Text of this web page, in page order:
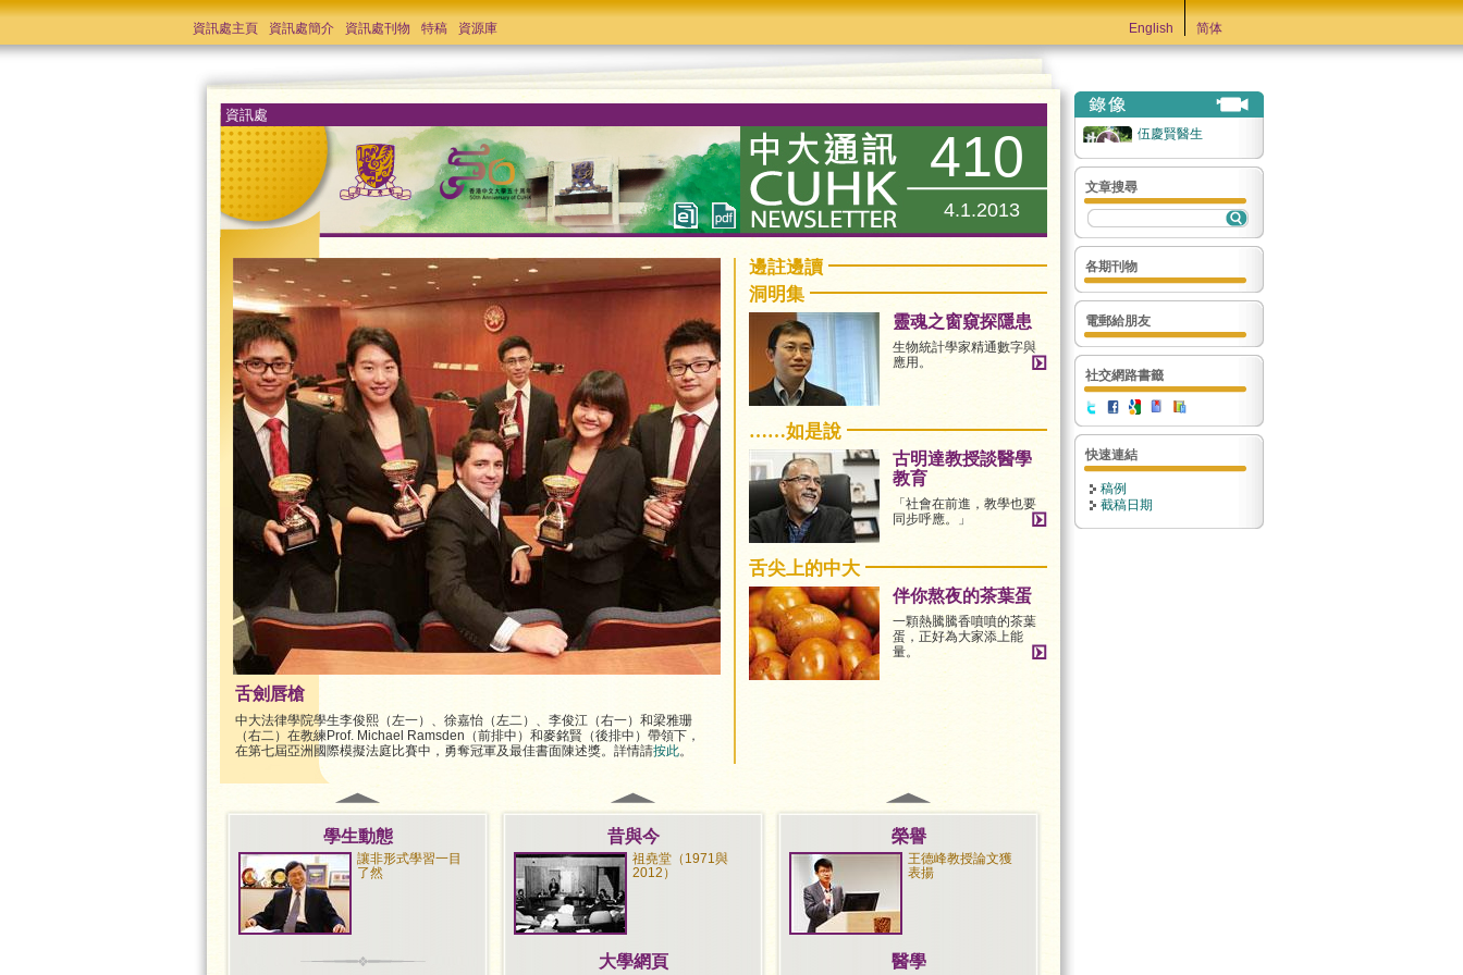
資訊處主頁 資訊處簡介 資訊處刊物 特稿 資源庫 English 简体
資訊處
410
4.1.2013
舌劍唇槍
中大法律學院學生李俊熙（左一）、徐嘉怡（左二）、李俊江（右一）和梁雅珊
（右二）在教練Prof. Michael Ramsden（前排中）和麥銘賢（後排中）帶領下，
在第七屆亞洲國際模擬法庭比賽中，勇奪冠軍及最佳書面陳述獎。詳情請按此。
邊註邊讀
洞明集
靈魂之窗窺探隱患
生物統計學家精通數字與
應用。
……如是說
古明達教授談醫學
教育
「社會在前進，教學也要
同步呼應。」
舌尖上的中大
伴你熬夜的茶葉蛋
一顆熱騰騰香噴噴的茶葉
蛋，正好為大家添上能
量。
學生動態
讓非形式學習一目
了然
昔與今
祖堯堂（1971與
2012）
大學網頁
榮譽
王德峰教授論文獲
表揚
醫學
伍慶賢醫生
文章搜尋
各期刊物
電郵給朋友
社交網路書籤
快速連結
稿例
截稿日期